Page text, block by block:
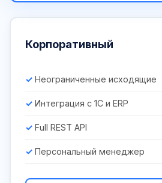
Корпоративный
Неограниченные исходящие
Интеграция с 1С и ERP
Full REST API
Персональный менеджер